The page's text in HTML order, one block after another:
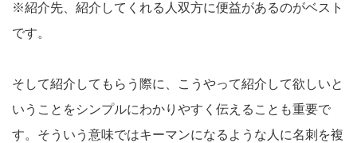
※紹介先、紹介してくれる人双方に便益があるのがベスト
です。
そして紹介してもらう際に、こうやって紹介して欲しいと
いうことをシンプルにわかりやすく伝えることも重要で
す。そういう意味ではキーマンになるような人に名刺を複